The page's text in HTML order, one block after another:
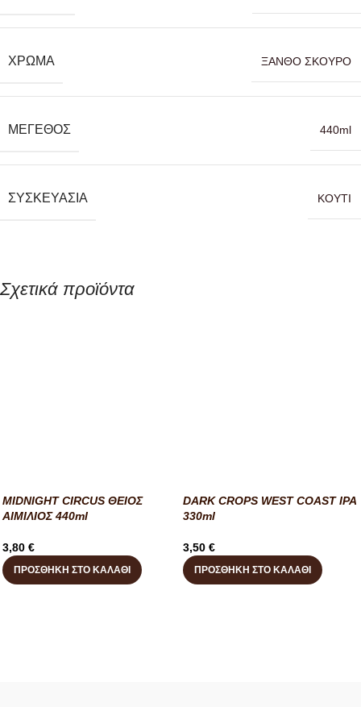
ΧΡΏΜΑ ΞΑΝΘΟ ΣΚΟΥΡΟ
ΜΈΓΕΘΟΣ 440ml
ΣΥΣΚΕΥΑΣΊΑ ΚΟΥΤΙ
Σχετικά προϊόντα
MIDNIGHT CIRCUS ΘΕΙΟΣ
ΑΙΜΙΛΙΟΣ 440ml
3,80 €
ΠΡΟΣΘΉΚΗ ΣΤΟ ΚΑΛΆΘΙ
DARK CROPS WEST COAST IPA
330ml
3,50 €
ΠΡΟΣΘΉΚΗ ΣΤΟ ΚΑΛΆΘΙ